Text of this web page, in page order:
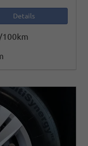
Details
100km